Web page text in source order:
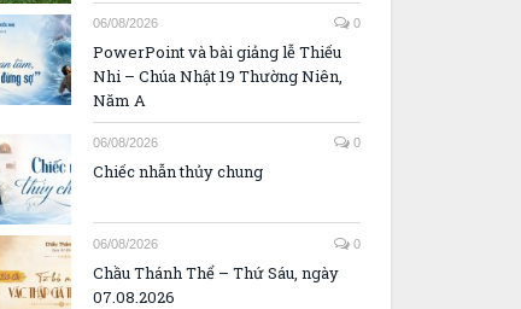
06/08/2026 0
PowerPoint và bài giảng lễ Thiếu
Nhi – Chúa Nhật 19 Thường Niên,
Năm A
06/08/2026 0
Chiếc nhẫn thủy chung
06/08/2026 0
Chầu Thánh Thể – Thứ Sáu, ngày
07.08.2026